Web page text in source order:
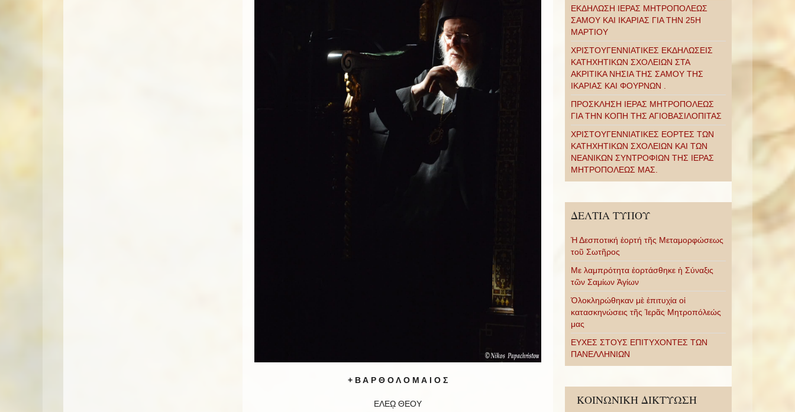
+ Β Α Ρ Θ Ο Λ Ο Μ Α Ι Ο Σ
ΕΛΕῼ ΘΕΟΥ
ΕΚΔΗΛΩΣΗ ΙΕΡΑΣ ΜΗΤΡΟΠΟΛΕΩΣ
ΣΑΜΟΥ ΚΑΙ ΙΚΑΡΙΑΣ ΓΙΑ ΤΗΝ 25Η
ΜΑΡΤΙΟΥ
ΧΡΙΣΤΟΥΓΕΝΝΙΑΤΙΚΕΣ ΕΚΔΗΛΩΣΕΙΣ
ΚΑΤΗΧΗΤΙΚΩΝ ΣΧΟΛΕΙΩΝ ΣΤΑ
ΑΚΡΙΤΙΚΑ ΝΗΣΙΑ ΤΗΣ ΣΑΜΟΥ ΤΗΣ
ΙΚΑΡΙΑΣ ΚΑΙ ΦΟΥΡΝΩΝ .
ΠΡΟΣΚΛΗΣΗ ΙΕΡΑΣ ΜΗΤΡΟΠΟΛΕΩΣ
ΓΙΑ ΤΗΝ ΚΟΠΗ ΤΗΣ ΑΓΙΟΒΑΣΙΛΟΠΙΤΑΣ
ΧΡΙΣΤΟΥΓΕΝΝΙΑΤΙΚΕΣ ΕΟΡΤΕΣ ΤΩΝ
ΚΑΤΗΧΗΤΙΚΩΝ ΣΧΟΛΕΙΩΝ ΚΑΙ ΤΩΝ
ΝΕΑΝΙΚΩΝ ΣΥΝΤΡΟΦΙΩΝ ΤΗΣ ΙΕΡΑΣ
ΜΗΤΡΟΠΟΛΕΩΣ ΜΑΣ.
ΔΕΛΤΙΑ ΤΥΠΟΥ
Ἡ Δεσποτική ἑορτή τῆς Μεταμορφώσεως
τοῦ Σωτῆρος
Με λαμπρότητα ἑορτάσθηκε ἡ Σύναξις
τῶν Σαμίων Ἁγίων
Ὁλοκληρώθηκαν μὲ ἐπιτυχία οἱ
κατασκηνώσεις τῆς Ἱερᾶς Μητροπόλεώς
μας
ΕΥΧΕΣ ΣΤΟΥΣ ΕΠΙΤΥΧΟΝΤΕΣ ΤΩΝ
ΠΑΝΕΛΛΗΝΙΩΝ
ΚΟΙΝΩΝΙΚΗ ΔΙΚΤΥΩΣΗ